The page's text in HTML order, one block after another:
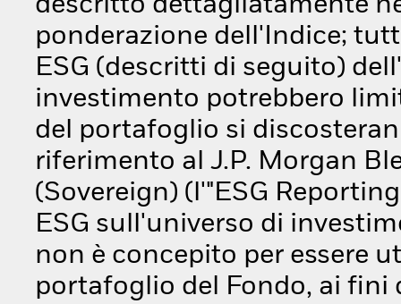
descritto dettagliatamente
ponderazione dell'Indice;
ESG (descritti di seguito)
investimento potrebbero
del portafoglio si
riferimento al J.P. Morgan
(Sovereign) (l'"ESG
ESG sull'universo di
non è concepito per essere
portafoglio del Fondo, ai fini